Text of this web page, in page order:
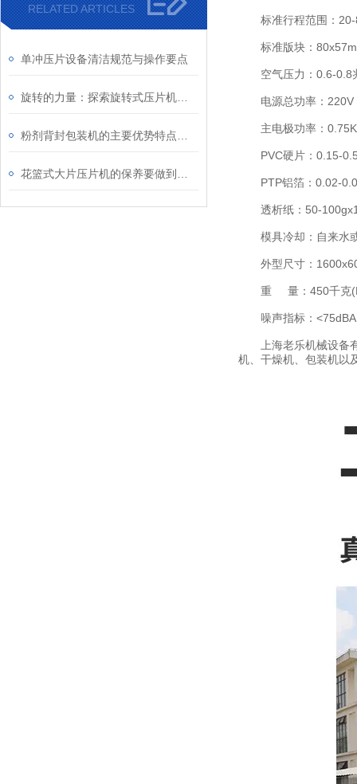
RELATED ARTICLES
单冲压片设备清洁规范与操作要点
标准行程范围：20-
标准版块：
空气压力：0.6-0.8
电源总功率：220V
主电极功率：
PVC硬片：0.15-
PTP铝箔：0.02-
透析纸：50-
模具冷却：自来水
外型尺寸：
重 量：450千克
噪声指标：<75dBA
上海老乐机械设备有
机、干燥机、包装机以